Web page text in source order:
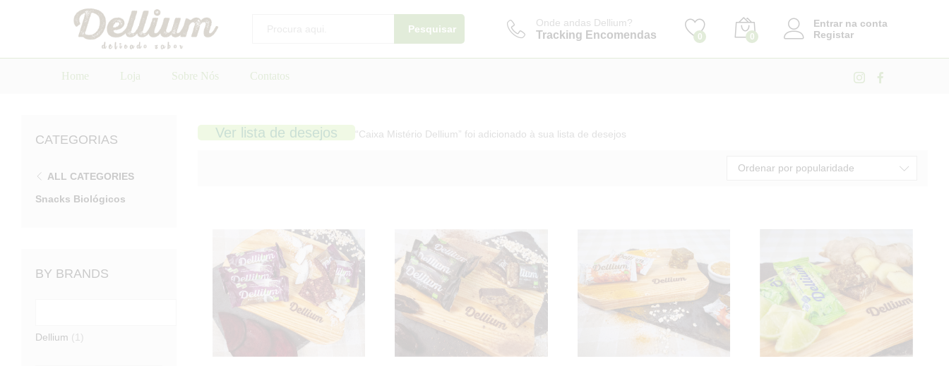
Pesquisar
Onde andas Dellium?
Tracking Encomendas 0 0
Entrar na conta
Registar
Home Loja Sobre Nós Contatos
Ver lista de desejos “Caixa Mistério Dellium” foi adicionado à sua lista de desejos
Ordenar por popularidade
CATEGORIAS
ALL CATEGORIES
Snacks Biológicos
BY BRANDS
Dellium (1)